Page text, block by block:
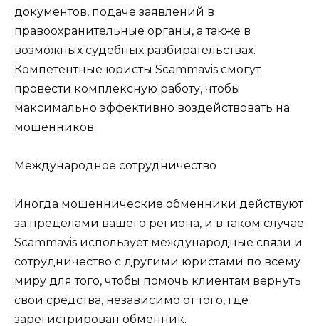
документов, подаче заявлений в
правоохранительные органы, а также в
возможных судебных разбирательствах.
Компетентные юристы Scammavis смогут
провести комплексную работу, чтобы
максимально эффективно воздействовать на
мошенников.
Международное сотрудничество
Иногда мошеннические обменники действуют
за пределами вашего региона, и в таком случае
Scammavis использует международные связи и
сотрудничество с другими юристами по всему
миру для того, чтобы помочь клиентам вернуть
свои средства, независимо от того, где
зарегистрирован обменник.